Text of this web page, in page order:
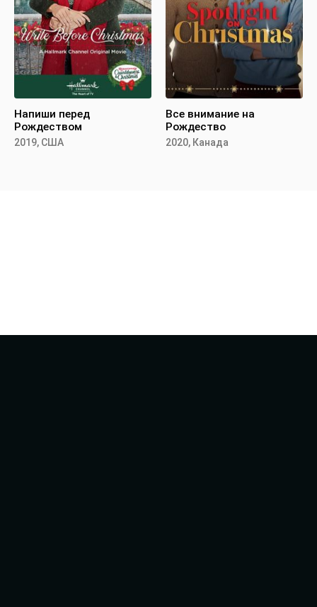
Напиши перед
Рождеством
2019, США
Все внимание на
Рождество
2020, Канада